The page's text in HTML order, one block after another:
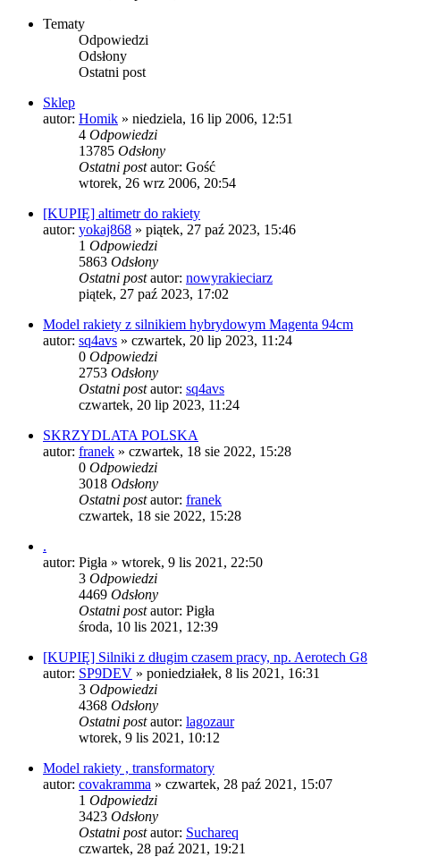
Tematy
Odpowiedzi
Odsłony
Ostatni post
Sklep
autor: Homik » niedziela, 16 lip 2006, 12:51
4 Odpowiedzi
13785 Odsłony
Ostatni postautor: Gość
wtorek, 26 wrz 2006, 20:54
[KUPIĘ] altimetr do rakiety
autor: yokaj868 » piątek, 27 paź 2023, 15:46
1 Odpowiedzi
5863 Odsłony
Ostatni postautor: nowyrakieciarz
piątek, 27 paź 2023, 17:02
Model rakiety z silnikiem hybrydowym Magenta 94cm
autor: sq4avs » czwartek, 20 lip 2023, 11:24
0 Odpowiedzi
2753 Odsłony
Ostatni postautor: sq4avs
czwartek, 20 lip 2023, 11:24
SKRZYDLATA POLSKA
autor: franek » czwartek, 18 sie 2022, 15:28
0 Odpowiedzi
3018 Odsłony
Ostatni postautor: franek
czwartek, 18 sie 2022, 15:28
.
autor: Pigła » wtorek, 9 lis 2021, 22:50
3 Odpowiedzi
4469 Odsłony
Ostatni postautor: Pigła
środa, 10 lis 2021, 12:39
[KUPIĘ] Silniki z długim czasem pracy, np. Aerotech G8
autor: SP9DEV » poniedziałek, 8 lis 2021, 16:31
3 Odpowiedzi
4368 Odsłony
Ostatni postautor: lagozaur
wtorek, 9 lis 2021, 10:12
Model rakiety , transformatory
autor: covakramma » czwartek, 28 paź 2021, 15:07
1 Odpowiedzi
3423 Odsłony
Ostatni postautor: Suchareq
czwartek, 28 paź 2021, 19:21